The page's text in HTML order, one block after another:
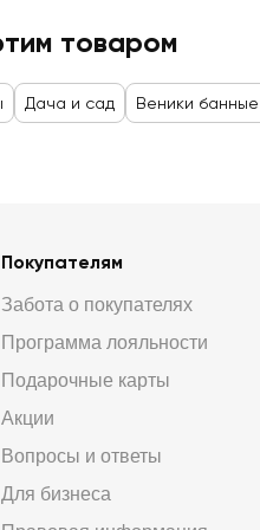
товаром
Дача и сад Веники банные
Покупателям
Забота о покупателях
Программа лояльности
Подарочные карты
Акции
Вопросы и ответы
Для бизнеса